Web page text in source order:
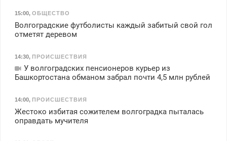
15:00, ОБЩЕСТВО
Волгоградские футболисты каждый забитый свой гол
отметят деревом
14:30, ПРОИСШЕСТВИЯ
У волгоградских пенсионеров курьер из
Башкортостана обманом забрал почти 4,5 млн рублей
14:00, ПРОИСШЕСТВИЯ
Жестоко избитая сожителем волгоградка пыталась
оправдать мучителя